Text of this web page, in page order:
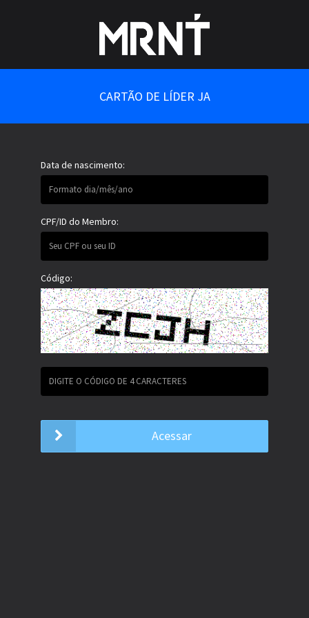
CARTÃO DE LÍDER JA
Data de nascimento:
CPF/ID do Membro:
Código:
Acessar